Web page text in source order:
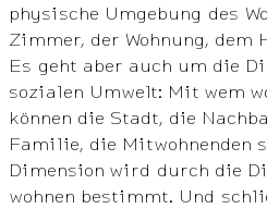
physische Umgebung des
Zimmer, der Wohnung, dem
Es geht aber auch um die
sozialen Umwelt: Mit wem
können die Stadt, die
Familie, die Mitwohnenden
Dimension wird durch die
wohnen bestimmt. Und